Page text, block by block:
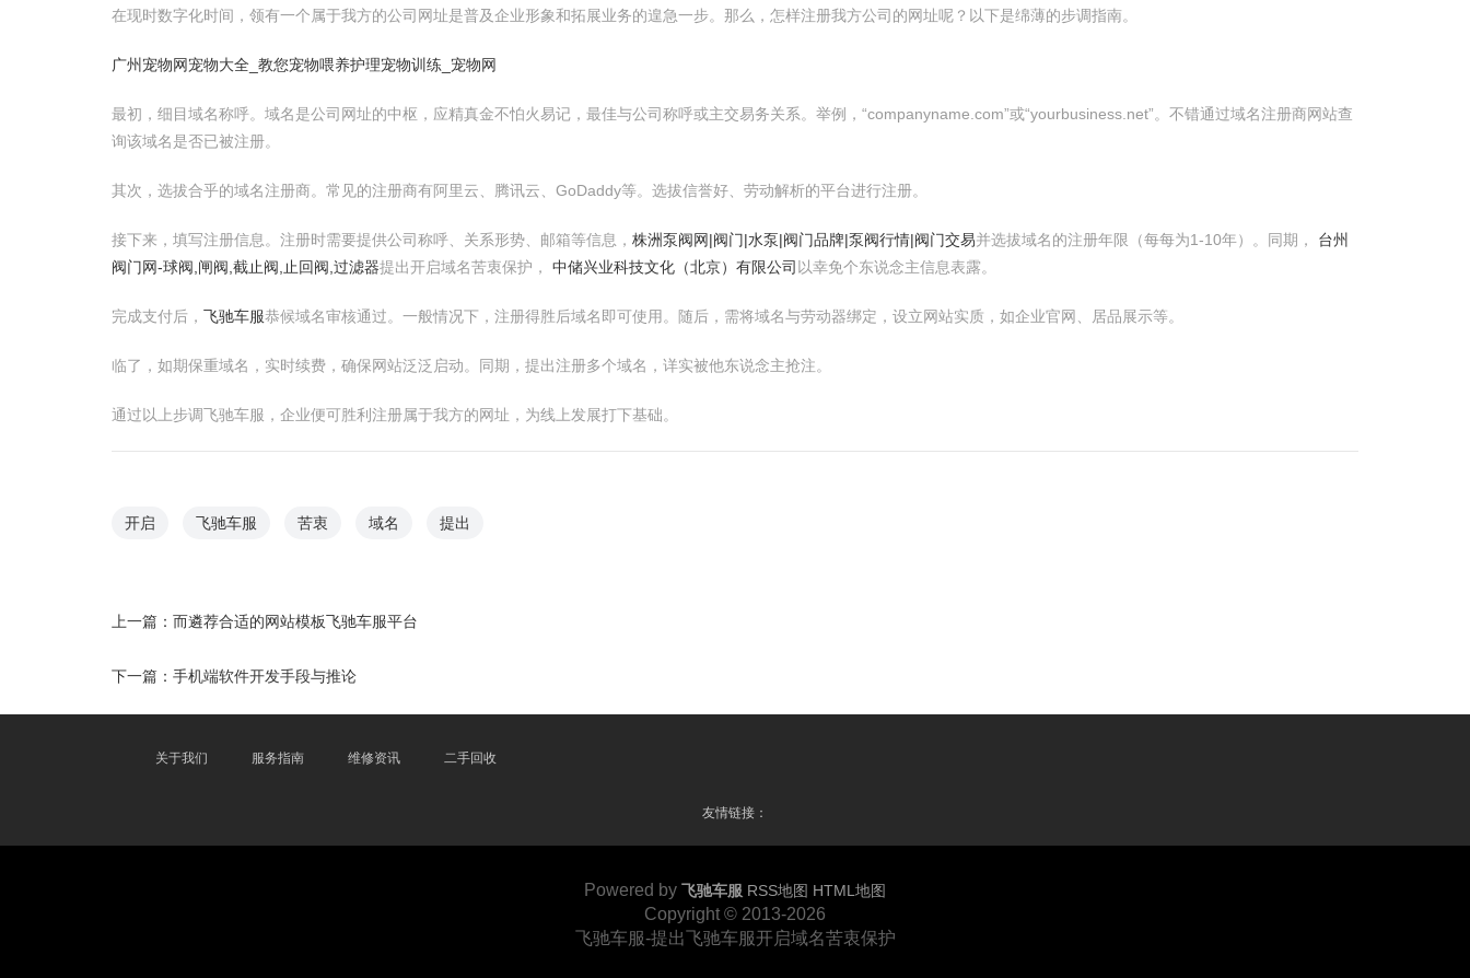
在现时数字化时间，领有一个属于我方的公司网址是普及企业形象和拓展业务的遑急一步。那么，怎样注册我方公司的网址呢？以下是绵薄的步调指南。
广州宠物网宠物大全_教您宠物喂养护理宠物训练_宠物网
最初，细目域名称呼。域名是公司网址的中枢，应精真金不怕火易记，最佳与公司称呼或主交易务关系。举例，“companyname.com”或“yourbusiness.net”。不错通过域名注册商网站查
询该域名是否已被注册。
其次，选拔合乎的域名注册商。常见的注册商有阿里云、腾讯云、GoDaddy等。选拔信誉好、劳动解析的平台进行注册。
接下来，填写注册信息。注册时需要提供公司称呼、关系形势、邮箱等信息， 株洲泵阀网|阀门|水泵|阀门品牌|泵阀行情|阀门交易并选拔域名的注册年限（每每为1-10年）。同期， 台州
阀门网-球阀,闸阀,截止阀,止回阀,过滤器提出开启域名苦衷保护， 中储兴业科技文化（北京）有限公司 以幸免个东说念主信息表露。
完成支付后， 飞驰车服恭候域名审核通过。一般情况下，注册得胜后域名即可使用。随后，需将域名与劳动器绑定，设立网站实质，如企业官网、居品展示等。
临了，如期保重域名，实时续费，确保网站泛泛启动。同期，提出注册多个域名，详实被他东说念主抢注。
通过以上步调飞驰车服，企业便可胜利注册属于我方的网址，为线上发展打下基础。
开启 飞驰车服 苦衷 域名 提出
上一篇： 而遴荐合适的网站模板飞驰车服平台
下一篇： 手机端软件开发手段与推论
关于我们 服务指南 维修资讯 二手回收
友情链接：
Powered by 飞驰车服 RSS地图 HTML地图
Copyright © 2013-2026
飞驰车服-提出飞驰车服开启域名苦衷保护